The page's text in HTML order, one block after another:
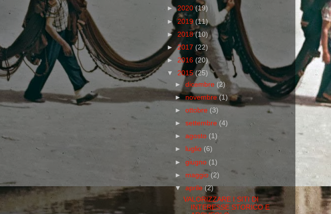
►2020(19)
►2019(11)
► 2018(10)
►2017 (22)
► 2016 (20)
▼ 2015 (25)
►dicembre (2)
► novembre(1)
►ottobre (3)
►settembre (4)
►agosto (1)
►
luglio (6)
►giugno (1)
► maggio(2)
▼aprile(2)
VALORIZZARE I SITI DI
INTERESSE STORICO E